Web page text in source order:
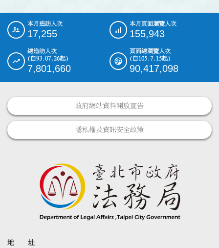
::: 本月造訪人次
17,255
本月頁面瀏覽人次
155,943
總造訪人次
(自93.07.26起)
7,801,660
頁面總瀏覽人次
(自105.7.15起)
90,417,098
政府網站資料開放宣告
隱私權及資訊安全政策
地 址